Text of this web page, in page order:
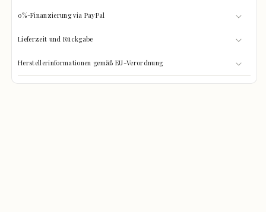
0%-Finanzierung via PayPal
Lieferzeit und Rückgabe
Herstellerinformationen gemäß EU-Verordnung